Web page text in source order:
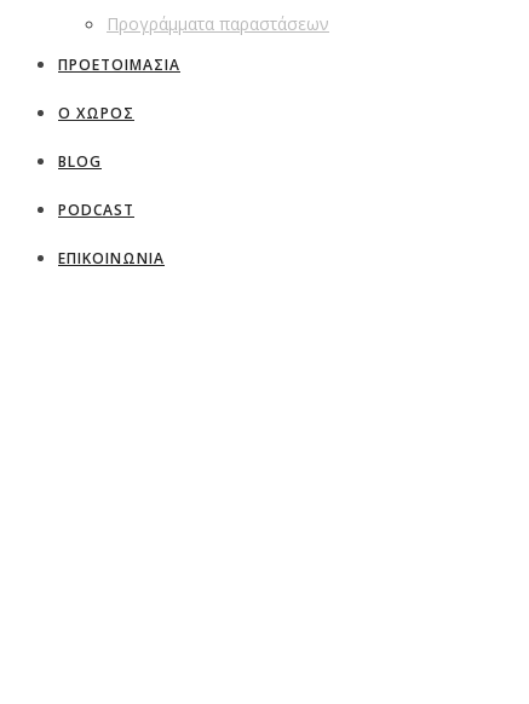
Προγράμματα παραστάσεων
ΠΡΟΕΤΟΙΜΑΣΙΑ
Ο ΧΩΡΟΣ
BLOG
PODCAST
ΕΠΙΚΟΙΝΩΝΙΑ